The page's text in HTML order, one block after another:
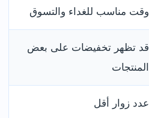
وقت مناسب للغداء والتسوق
قد تظهر تخفيضات على بعض
المنتجات
عدد زوار أقل